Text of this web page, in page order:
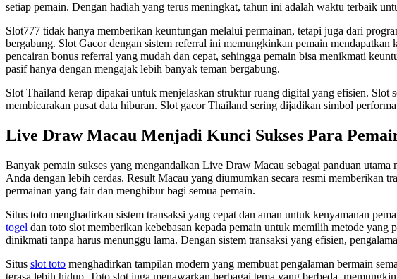
setiap pemain. Dengan hadiah yang terus meningkat, tahun ini adalah waktu terbaik
Slot777 tidak hanya memberikan keuntungan melalui permainan, tetapi juga dari
bergabung. Slot Gacor dengan sistem referral ini memungkinkan pemain
pencairan bonus referral yang mudah dan cepat, sehingga pemain bisa menikmati
pasif hanya dengan mengajak lebih banyak teman bergabung.
Slot Thailand kerap dipakai untuk menjelaskan struktur ruang digital yang efisien.
membicarakan pusat data hiburan. Slot gacor Thailand sering dijadikan simbol
Live Draw Macau Menjadi Kunci Sukses Para
Banyak pemain sukses yang mengandalkan Live Draw Macau sebagai panduan utama
Anda dengan lebih cerdas. Result Macau yang diumumkan secara resmi memberikan
permainan yang fair dan menghibur bagi semua pemain.
Situs toto menghadirkan sistem transaksi yang cepat dan aman untuk kenyamanan
togel dan toto slot memberikan kebebasan kepada pemain untuk memilih metode yang
dinikmati tanpa harus menunggu lama. Dengan sistem transaksi yang efisien,
Situs slot toto menghadirkan tampilan modern yang membuat pengalaman bermain